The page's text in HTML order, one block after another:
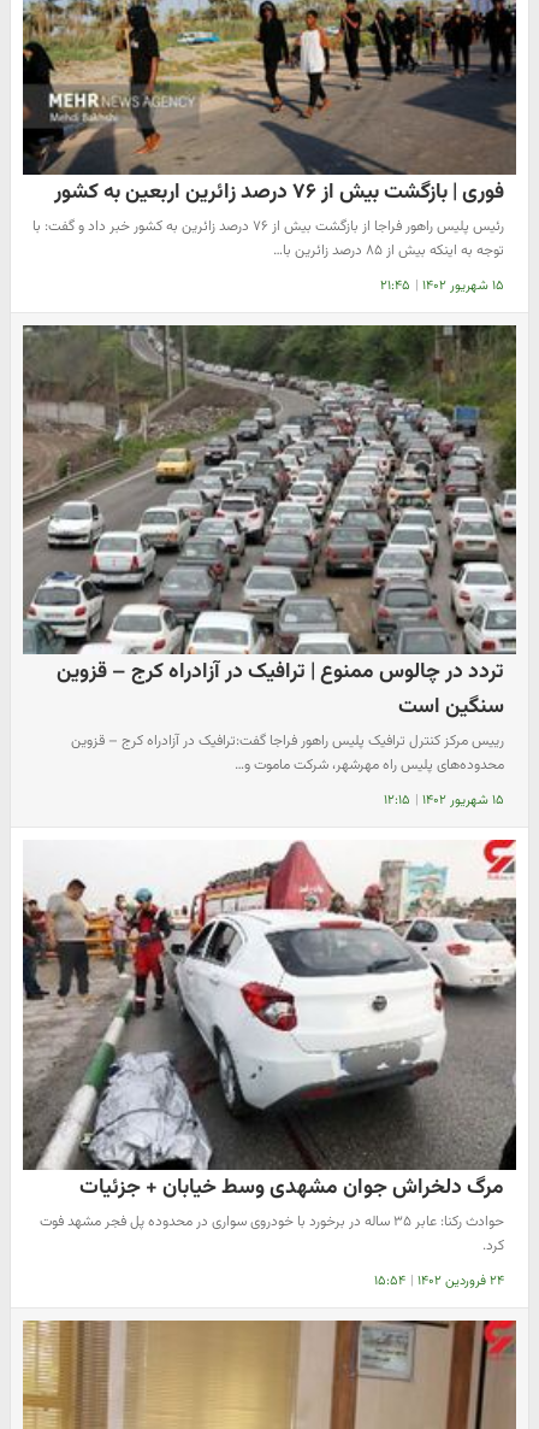
فوری | بازگشت بیش از ۷۶ درصد زائرین اربعین به کشور
رئیس پلیس راهور فراجا از بازگشت بیش از ۷۶ درصد زائرین به کشور خبر داد و گفت: با
توجه به اینکه بیش از ۸۵ درصد زائرین با…
۱۵ شهریور ۱۴۰۲ | ۲۱:۴۵
تردد در چالوس ممنوع | ترافیک در آزادراه کرج – قزوین
سنگین است
رییس مرکز کنترل ترافیک پلیس راهور فراجا گفت:ترافیک در آزادراه کرج – قزوین
محدوده‌های پلیس راه مهرشهر، شرکت ماموت و…
۱۵ شهریور ۱۴۰۲ | ۱۲:۱۵
مرگ دلخراش جوان مشهدی وسط خیابان + جزئیات
حوادث رکنا: عابر ۳۵ ساله در برخورد با خودروی سواری در محدوده پل فجر مشهد فوت
کرد.
۲۴ فروردین ۱۴۰۲ | ۱۵:۵۴